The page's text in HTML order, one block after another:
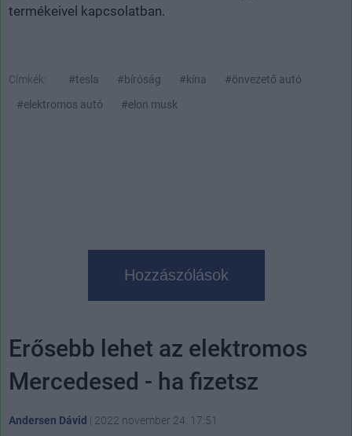
termékeivel kapcsolatban.
Címkék: #tesla #bíróság #kína
#önvezető autó
#elektromos autó
#elon musk
Hozzászólások
Erősebb lehet az elektromos
Mercedesed - ha fizetsz
Andersen Dávid | 2022 november 24. 17:51